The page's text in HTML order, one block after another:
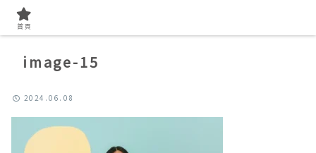
image-15
2024.06.08
首頁